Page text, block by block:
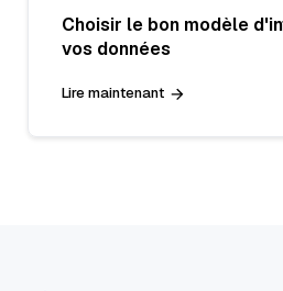
Choisir le bon modèle
vos données
Lire maintenant